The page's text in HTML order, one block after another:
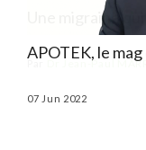
APOTEK, le
07 Jun 2022